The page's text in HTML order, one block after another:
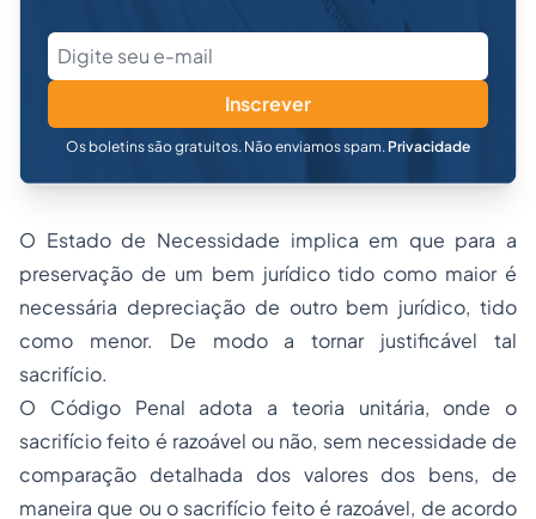
Inscrever
Os boletins são gratuitos. Não enviamos spam. Privacidade
O Estado de Necessidade implica em que para a
preservação de um bem jurídico tido como maior é
necessária depreciação de outro bem jurídico, tido
como menor. De modo a tornar justificável tal
sacrifício.
O Código Penal adota a teoria unitária, onde o
sacrifício feito é razoável ou não, sem necessidade de
comparação detalhada dos valores dos bens, de
maneira que ou o sacrifício feito é razoável, de acordo